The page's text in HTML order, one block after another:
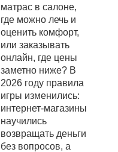
матрас в салоне,
где можно лечь и
оценить комфорт,
или заказывать
онлайн, где цены
заметно ниже? В
2026 году правила
игры изменились:
интернет-магазины
научились
возвращать деньги
без вопросов, а